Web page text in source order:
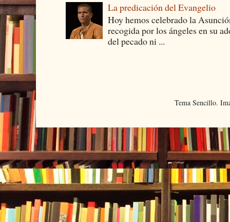
La predicación del Evangelio
Hoy hemos celebrado la
recogida por los ángeles en su
del pecado ni ...
Tema Sencillo.